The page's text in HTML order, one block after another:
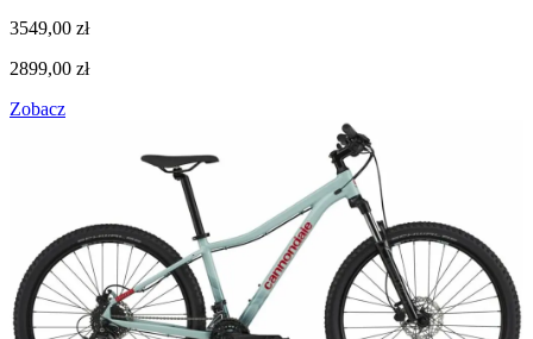
3549,00 zł
2899,00 zł
Zobacz